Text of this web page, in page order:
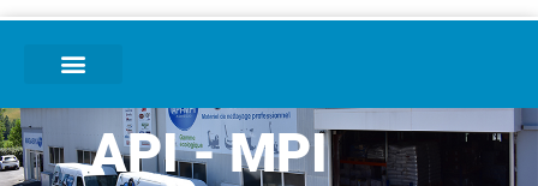
API - MPI